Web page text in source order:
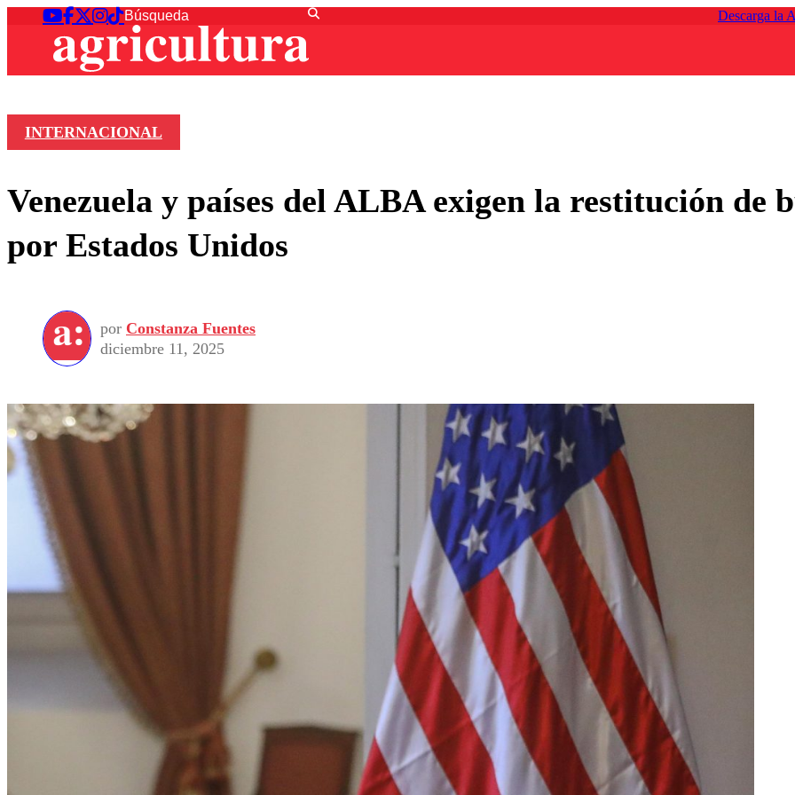
Descarga la
INTERNACIONAL
Venezuela y países del ALBA exigen la restitución de
por Estados Unidos
por Constanza Fuentes
diciembre 11, 2025